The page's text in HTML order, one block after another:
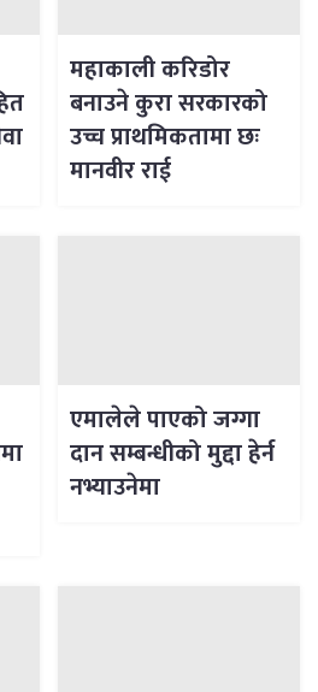
महाकाली करिडोर
बनाउने कुरा सरकारको
उच्च प्राथमिकतामा छः
मानवीर राई
एमालेले पाएको जग्गा
दान सम्बन्धीको मुद्दा हेर्न
नभ्याउनेमा